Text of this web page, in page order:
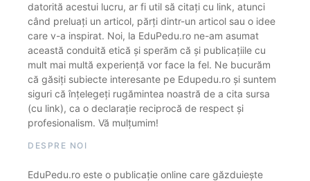
datorită acestui lucru, ar fi util să citați cu link, atunci
când preluați un articol, părți dintr-un articol sau o idee
care v-a inspirat. Noi, la EduPedu.ro ne-am asumat
această conduită etică și sperăm că și publicațiile cu
mult mai multă experiență vor face la fel. Ne bucurăm
că găsiți subiecte interesante pe Edupedu.ro și suntem
siguri că înțelegeți rugămintea noastră de a cita sursa
(cu link), ca o declarație reciprocă de respect și
profesionalism. Vă mulțumim!
DESPRE NOI
EduPedu.ro este o publicație online care găzduiește